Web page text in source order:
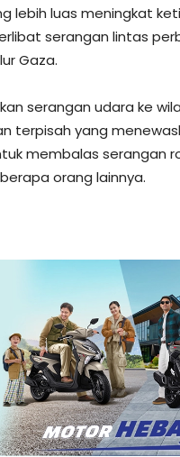
lebih luas meningkat
serangan lintas
Gaza.
serangan udara ke
terpisah yang
membalas serangan
orang lainnya.